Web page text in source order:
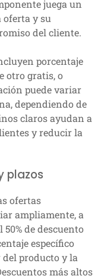
juega un
oferta y su
del cliente.
porcentaje
otro gratis, o
puede variar
dependiendo de
claros ayudan a
y reducir la
plazos
ofertas
ampliamente, a
de descuento
específico
del producto y la
más altos